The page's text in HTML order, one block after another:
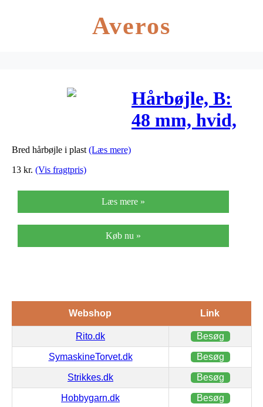
Averos
Hårbøjle, B:
48 mm, hvid,
Bred hårbøjle i plast (Læs mere)
13 kr. (Vis fragtpris)
Læs mere »
Køb nu »
Webshop Link
Rito.dk Besøg
SymaskineTorvet.dk Besøg
Strikkes.dk Besøg
Hobbygarn.dk Besøg